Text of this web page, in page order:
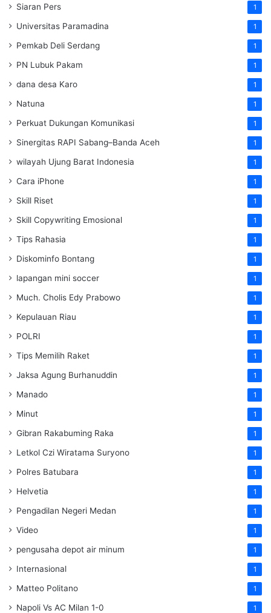
Siaran Pers 1
Universitas Paramadina 1
Pemkab Deli Serdang 1
PN Lubuk Pakam 1
dana desa Karo 1
Natuna 1
Perkuat Dukungan Komunikasi 1
Sinergitas RAPI Sabang–Banda Aceh 1
wilayah Ujung Barat Indonesia 1
Cara iPhone 1
Skill Riset 1
Skill Copywriting Emosional 1
Tips Rahasia 1
Diskominfo Bontang 1
lapangan mini soccer 1
Much. Cholis Edy Prabowo 1
Kepulauan Riau 1
POLRI 1
Tips Memilih Raket 1
Jaksa Agung Burhanuddin 1
Manado 1
Minut 1
Gibran Rakabuming Raka 1
Letkol Czi Wiratama Suryono 1
Polres Batubara 1
Helvetia 1
Pengadilan Negeri Medan 1
Video 1
pengusaha depot air minum 1
Internasional 1
Matteo Politano 1
Napoli Vs AC Milan 1-0 1